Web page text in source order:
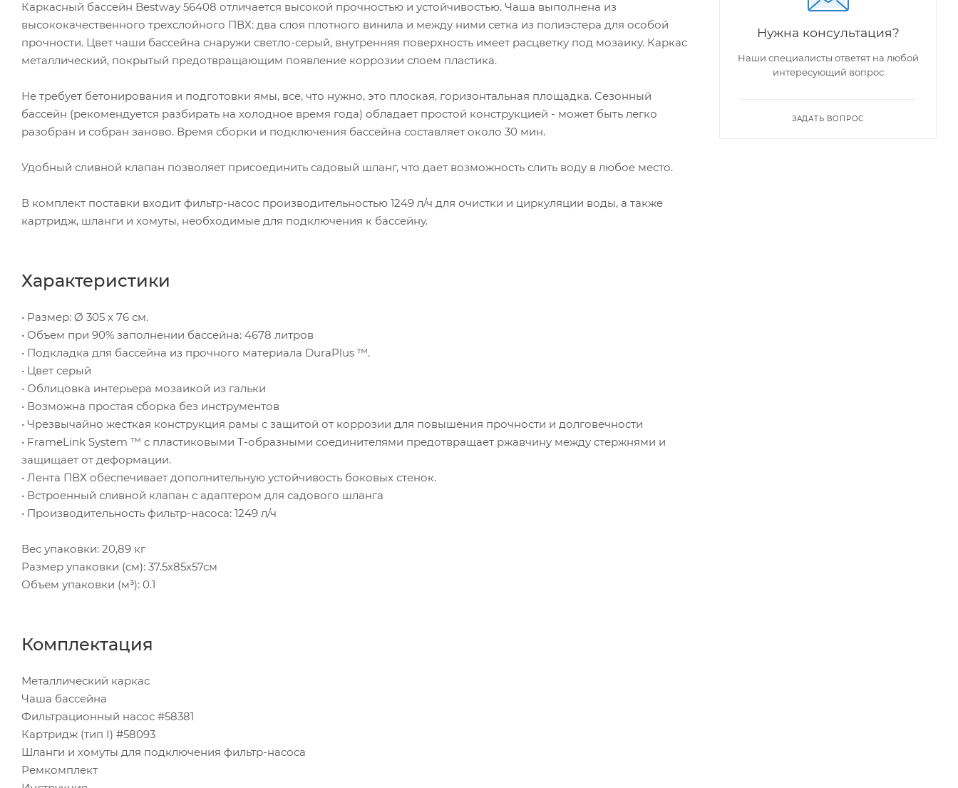
Каркасный бассейн Bestway 56408 отличается высокой прочностью и устойчивостью. Чаша выполнена из
высококачественного трехслойного ПВХ: два слоя плотного винила и между ними сетка из полиэстера для особой
прочности. Цвет чаши бассейна снаружи светло-серый, внутренняя поверхность имеет расцветку под мозаику. Каркас
металлический, покрытый предотвращающим появление коррозии слоем пластика.
Не требует бетонирования и подготовки ямы, все, что нужно, это плоская, горизонтальная площадка. Сезонный
бассейн (рекомендуется разбирать на холодное время года) обладает простой конструкцией - может быть легко
разобран и собран заново. Время сборки и подключения бассейна составляет около 30 мин.
Удобный сливной клапан позволяет присоединить садовый шланг, что дает возможность слить воду в любое место.
В комплект поставки входит фильтр-насос производительностью 1249 л/ч для очистки и циркуляции воды, а также
картридж, шланги и хомуты, необходимые для подключения к бассейну.
Характеристики
• Размер: Ø 305 x 76 см.
• Объем при 90% заполнении бассейна: 4678 литров
• Подкладка для бассейна из прочного материала DuraPlus ™.
• Цвет серый
• Облицовка интерьера мозаикой из гальки
• Возможна простая сборка без инструментов
• Чрезвычайно жесткая конструкция рамы с защитой от коррозии для повышения прочности и долговечности
• FrameLink System ™ с пластиковыми Т-образными соединителями предотвращает ржавчину между стержнями и
защищает от деформации.
• Лента ПВХ обеспечивает дополнительную устойчивость боковых стенок.
• Встроенный сливной клапан с адаптером для садового шланга
• Производительность фильтр-насоса: 1249 л/ч
Вес упаковки: 20,89 кг
Размер упаковки (см): 37.5х85х57см
Объем упаковки (м³): 0.1
Комплектация
Металлический каркас
Чаша бассейна
Фильтрационный насос #58381
Картридж (тип I) #58093
Шланги и хомуты для подключения фильтр-насоса
Ремкомплект
Нужна консультация?
Наши специалисты ответят на любой
интересующий вопрос
ЗАДАТЬ ВОПРОС